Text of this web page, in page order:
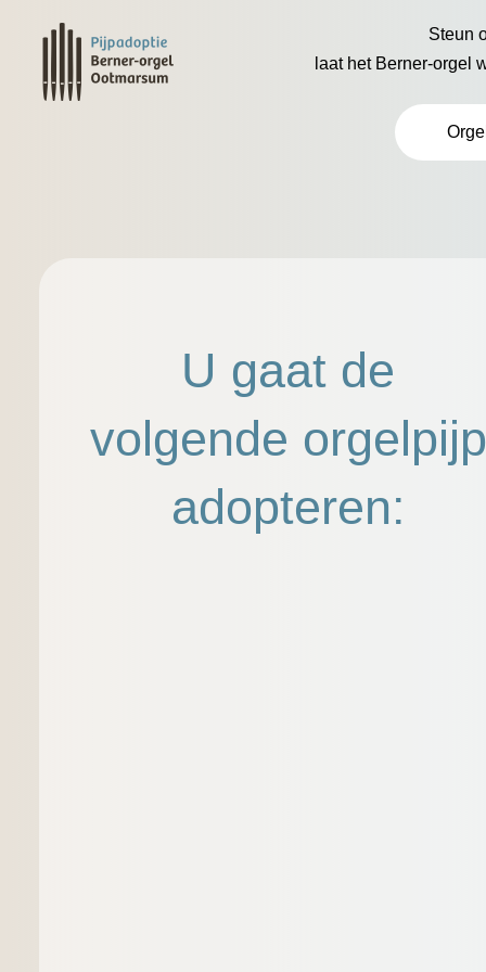
Steun
laat het Berner-orgel
U gaat de
volgende orgelpijp
adopteren: